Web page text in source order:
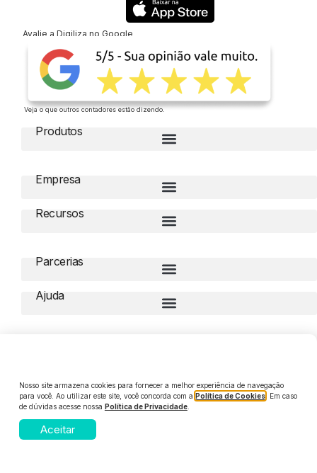
Avalie a Digiliza no Google
Veja o que outros contadores estão dizendo.
Produtos
Empresa
Recursos
Parcerias
Ajuda
Nosso site armazena cookies para fornecer a melhor experiência de navegação
para você. Ao utilizar este site, você concorda com a Política de Cookies. Em caso
de dúvidas acesse nossa Política de Privacidade.
Aceitar